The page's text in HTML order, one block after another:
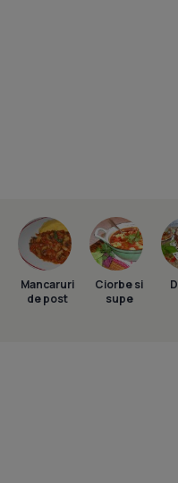
Mancaruri
de post
Ciorbe si
supe